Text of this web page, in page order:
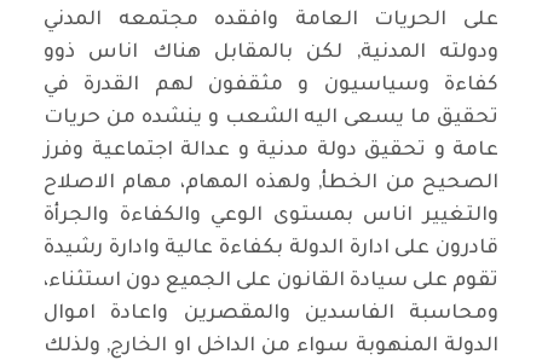
على الحريات العامة وافقده مجتمعه المدني
ودولته المدنية, لكن بالمقابل هناك اناس ذوو
كفاءة وسياسيون و مثقفون لهم القدرة في
تحقيق ما يسعى اليه الشعب و ينشده من حريات
عامة و تحقيق دولة مدنية و عدالة اجتماعية وفرز
الصحيح من الخطأ, ولهذه المهام، مهام الاصلاح
والتغيير اناس بمستوى الوعي والكفاءة والجرأة
قادرون على ادارة الدولة بكفاءة عالية وادارة رشيدة
تقوم على سيادة القانون على الجميع دون استثناء،
ومحاسبة الفاسدين والمقصرين واعادة اموال
الدولة المنهوبة سواء من الداخل او الخارج, ولذلك